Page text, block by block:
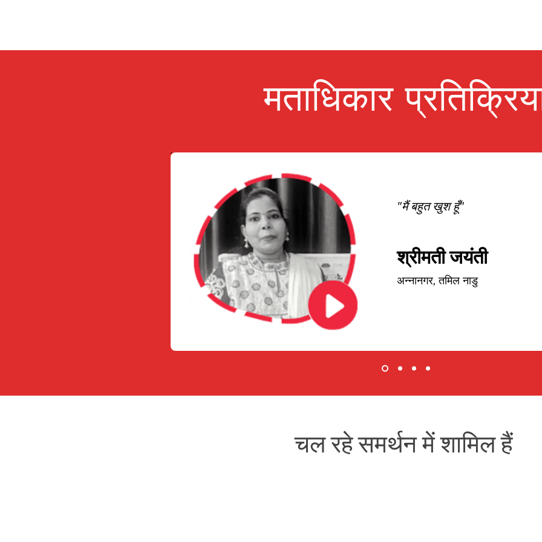
मताधिकार
"मैं बहुत खुश हूँ"
श्रीमती जयंती
अन्नानगर, तमिल नाडु
चल रहे समर्थन में शामिल हैं